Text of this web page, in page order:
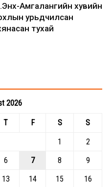
Амгалангийн хувийн
урьдчилсан
тухай
2026
T F S S
1
2
6 7 8
9
13 14 15
16